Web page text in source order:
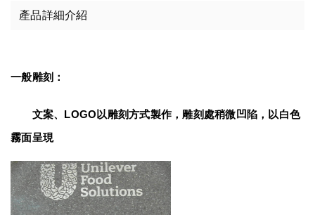
產品詳細介紹
一般雕刻：
文案、LOGO以雕刻方式製作，雕刻處稍微凹陷，以白色
霧面呈現